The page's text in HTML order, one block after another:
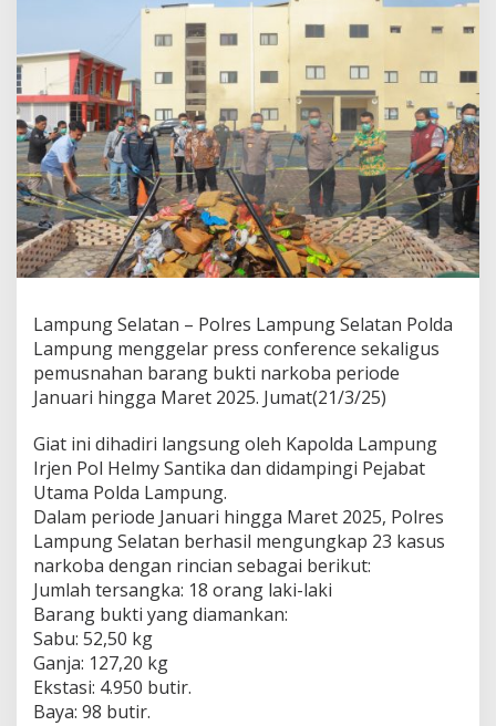
n
g
S
e
l
a
t
a
n
U
n
g
k
a
3
K
a
s
u
N
a
k
o
b
a
d
a
Lampung Selatan – Polres Lampung Selatan Polda
Lampung menggelar press conference sekaligus
pemusnahan barang bukti narkoba periode
Januari hingga Maret 2025. Jumat(21/3/25)
Giat ini dihadiri langsung oleh Kapolda Lampung
Irjen Pol Helmy Santika dan didampingi Pejabat
Utama Polda Lampung.
Dalam periode Januari hingga Maret 2025, Polres
Lampung Selatan berhasil mengungkap 23 kasus
narkoba dengan rincian sebagai berikut:
Jumlah tersangka: 18 orang laki-laki
Barang bukti yang diamankan:
Sabu: 52,50 kg
Ganja: 127,20 kg
Ekstasi: 4.950 butir.
Baya: 98 butir.